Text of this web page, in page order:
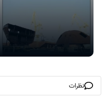
نظرات